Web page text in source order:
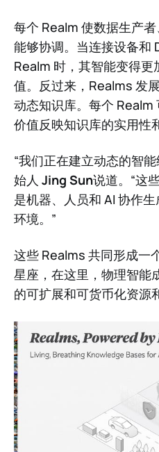
每个 Realm 使数据生产
能够协调。当连接设备和
Realm 时，其智能变得
值。反过来，Realms 发
动态知识库。每个
价值反映知识库的实用性
“我们正在建立动态的智
始人 Jing Sun说道。“这
是机器、人员和 AI 协作
环境。”
这些 Realms 共同形成一
星座，在这里，物理智能
的可扩展和可货币化资源